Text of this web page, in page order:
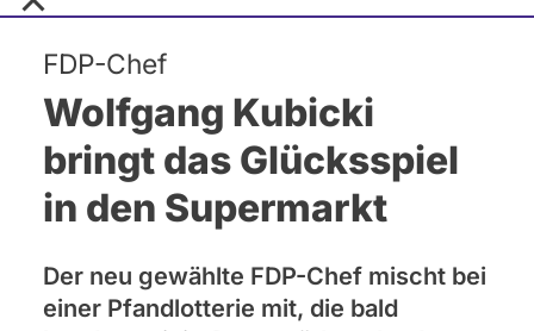
EU-Parlament
Landtage
Baden-Württemberg
Bayern
Berlin
Brandenburg
Bremen
Hessen
Mecklenburg-Vorpommern
Niedersachsen
FDP-Chef
Wolfgang Kubicki
bringt das Glücksspiel
in den Supermarkt
Der neu gewählte FDP-Chef mischt bei
einer Pfandlotterie mit, die bald